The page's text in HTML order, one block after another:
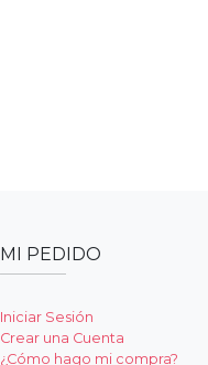
MI PEDIDO
Iniciar Sesión
Crear una Cuenta
¿Cómo hago mi compra?